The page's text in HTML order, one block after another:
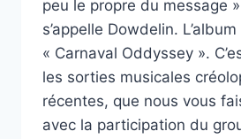
peu le propre du message
s’appelle Dowdelin. L’album
« Carnaval Oddyssey ».
les sorties musicales
récentes, que nous vous
avec la participation du